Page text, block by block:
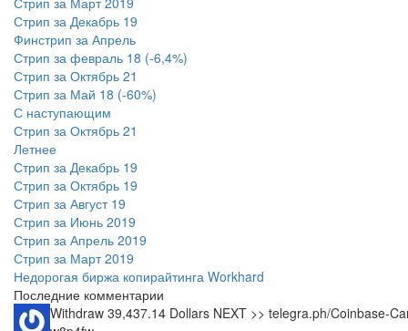
Стрип за Декабрь 19
Финстрип за Апрель
Стрип за февраль 18 (-6,4%)
Стрип за Октябрь 21
Стрип за Май 18 (-60%)
С наступающим
Стрип за Октябрь 21
Летнее
Стрип за Декабрь 19
Стрип за Октябрь 19
Стрип за Август 19
Стрип за Июнь 2019
Стрип за Апрель 2019
Стрип за Март 2019
Недорогая биржа копирайтинга Workhard
Последние комментарии
Withdraw 39,437.14 Dollars NEXT >> telegra.ph/Coinbase-